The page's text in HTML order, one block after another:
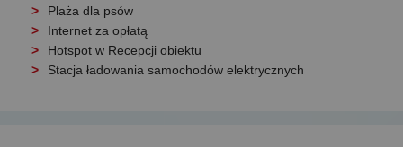
Plaża dla psów
Internet za opłatą
Hotspot w Recepcji obiektu
Stacja ładowania samochodów elektrycznych